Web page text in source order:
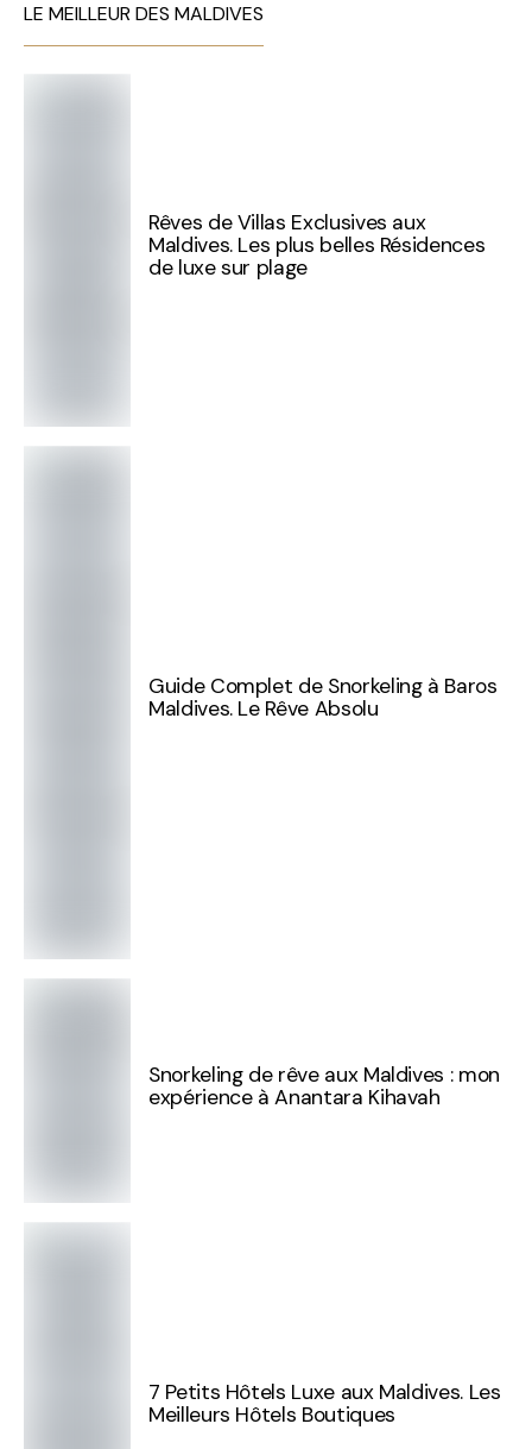
LE MEILLEUR DES MALDIVES
Rêves de Villas Exclusives aux
Maldives. Les plus belles Résidences
de luxe sur plage
Guide Complet de Snorkeling à Baros
Maldives. Le Rêve Absolu
Snorkeling de rêve aux Maldives : mon
expérience à Anantara Kihavah
7 Petits Hôtels Luxe aux Maldives. Les
Meilleurs Hôtels Boutiques